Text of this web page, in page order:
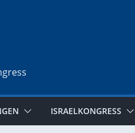
ISRAELKONGRESS